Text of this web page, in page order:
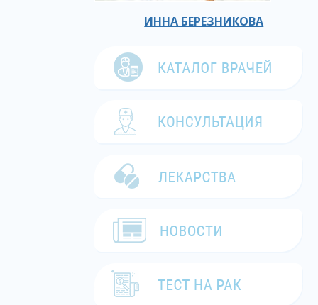
ИННА БЕРЕЗНИКОВА